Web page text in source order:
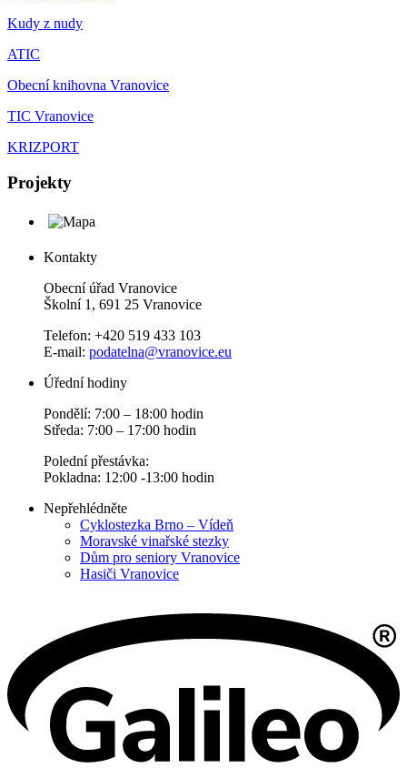
Kudy z nudy
ATIC
Obecní knihovna Vranovice
TIC Vranovice
KRIZPORT
Projekty
Kontakty
Obecní úřad Vranovice
Školní 1, 691 25 Vranovice
Telefon: +420 519 433 103
E-mail: podatelna@vranovice.eu
Úřední hodiny
Pondělí: 7:00 – 18:00 hodin
Středa: 7:00 – 17:00 hodin
Polední přestávka:
Pokladna: 12:00 -13:00 hodin
Nepřehlédněte
Cyklostezka Brno – Vídeň
Moravské vinařské stezky
Dům pro seniory Vranovice
Hasiči Vranovice